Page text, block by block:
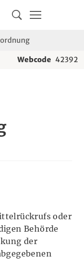
Webcode 42392
oder
Behörde
der